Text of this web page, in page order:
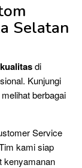
Selatan
di
Kunjungi
berbagai
Service
kami siap
kenyamanan